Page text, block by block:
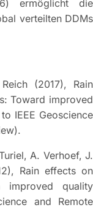
ermöglicht die
verteilten DDMs
(2017), Rain
Toward improved
IEEE Geoscience
A. Verhoef, J.
Rain effects on
improved quality
and Remote